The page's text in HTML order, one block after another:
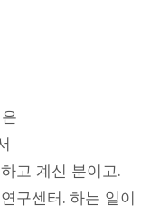
고 계신 분이고.
구센터. 하는 일이